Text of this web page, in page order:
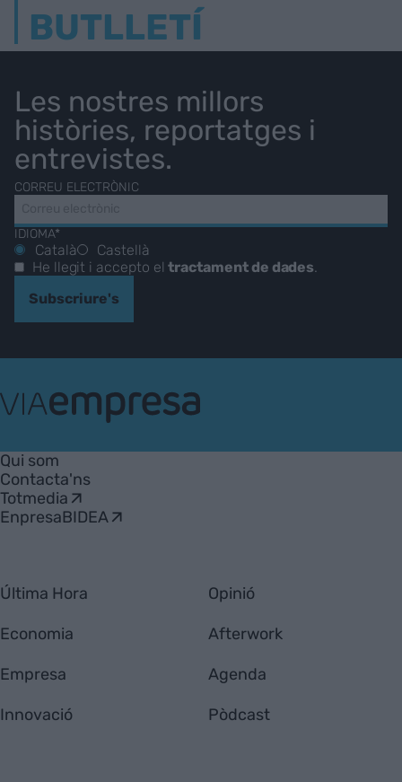
BUTLLETÍ
Les nostres millors
històries, reportatges i
entrevistes.
CORREU ELECTRÒNIC
IDIOMA*
Català
Castellà
He llegit i accepto eltractament de dades
Subscriure's
Empresa
Qui som
Contacta'ns
Totmedia
EnpresaBIDEA
Última Hora
Economia
Empresa
Innovació
Opinió
Afterwork
Agenda
Pòdcast